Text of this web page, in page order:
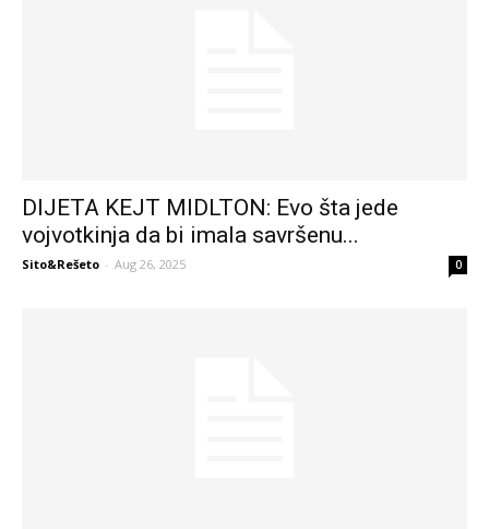
DIJETA KEJT MIDLTON: Evo šta jede
vojvotkinja da bi imala savršenu...
Sito&Rešeto - Aug 26, 2025 0